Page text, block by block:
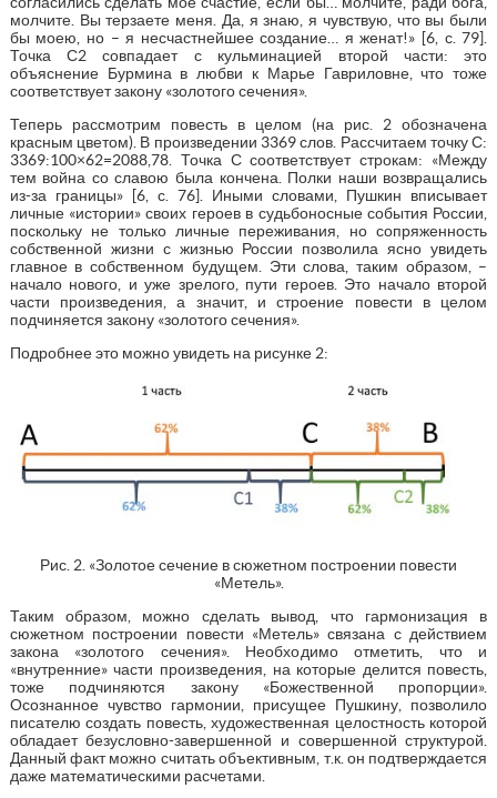
молчите. Вы терзаете меня. Да, я знаю, я чувствую, что вы были
бы моею, но – я несчастнейшее создание… я женат!» [6, с. 79].
Точка С2 совпадает с кульминацией второй части: это
объяснение Бурмина в любви к Марье Гавриловне, что тоже
соответствует закону «золотого сечения».
Теперь рассмотрим повесть в целом (на рис. 2 обозначена
красным цветом). В произведении 3369 слов. Рассчитаем точку С:
3369:100×62=2088,78. Точка С соответствует строкам: «Между
тем война со славою была кончена. Полки наши возвращались
из-за границы» [6, с. 76]. Иными словами, Пушкин вписывает
личные «истории» своих героев в судьбоносные события России,
поскольку не только личные переживания, но сопряженность
собственной жизни с жизнью России позволила ясно увидеть
главное в собственном будущем. Эти слова, таким образом, –
начало нового, и уже зрелого, пути героев. Это начало второй
части произведения, а значит, и строение повести в целом
подчиняется закону «золотого сечения».
Подробнее это можно увидеть на рисунке 2:
Рис. 2. «Золотое сечение в сюжетном построении повести
«Метель».
Таким образом, можно сделать вывод, что гармонизация в
сюжетном построении повести «Метель» связана с действием
закона «золотого сечения». Необходимо отметить, что и
«внутренние» части произведения, на которые делится повесть,
тоже подчиняются закону «Божественной пропорции».
Осознанное чувство гармонии, присущее Пушкину, позволило
писателю создать повесть, художественная целостность которой
обладает безусловно-завершенной и совершенной структурой.
Данный факт можно считать объективным, т.к. он подтверждается
даже математическими расчетами.